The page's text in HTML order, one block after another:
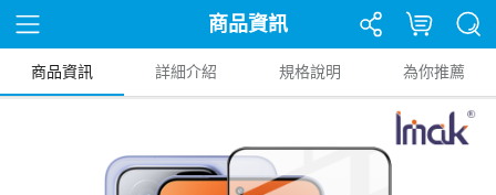
商品資訊
商品資訊 詳細介紹 規格說明 為你推薦